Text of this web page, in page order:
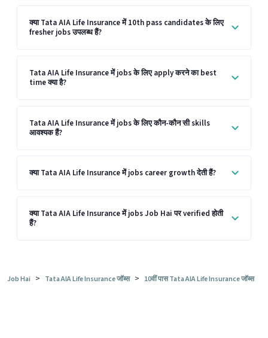
क्या Tata AIA Life Insurance में 10th pass candidates के लिए
fresher jobs उपलब्ध हैं?
Tata AIA Life Insurance में jobs के लिए apply करने का best
time क्या है?
Tata AIA Life Insurance में jobs के लिए कौन-कौन सी skills
आवश्यक हैं?
क्या Tata AIA Life Insurance में jobs career growth देती हैं?
क्या Tata AIA Life Insurance में jobs Job Hai पर verified होती
हैं?
Job Hai > Tata AIA Life Insurance जॉब्स > 10वीं पास Tata AIA Life Insurance जॉब्स